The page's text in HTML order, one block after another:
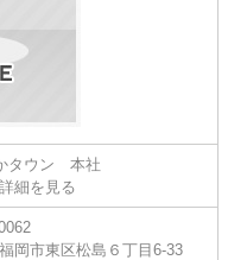
タウン 本社
細を見る
岡市東区松島６丁目6-33